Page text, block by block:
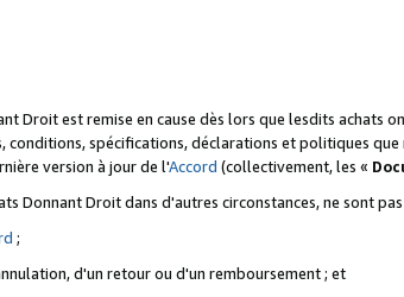
Droit est remise en cause dès lors que lesdits achats
spécifications, déclarations et politiques
version à jour de l'Accord (collectivement, les «
Donnant Droit dans d'autres circonstances, ne sont
;
d'un retour ou d'un remboursement ; et